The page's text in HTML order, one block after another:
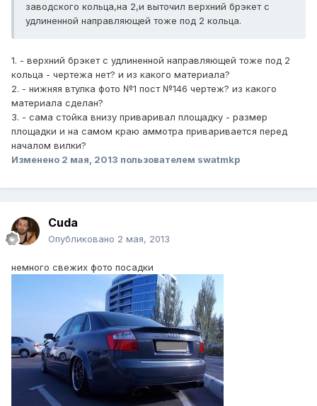
заводского кольца,на 2,и выточил верхний брэкет с
удлиненной направляющей тоже под 2 кольца.
1. - верхний брэкет с удлиненной направляющей тоже под 2
кольца - чертежа нет? и из какого материала?
2. - нижняя втулка фото №1 пост №146 чертеж? из какого
материала сделан?
3. - сама стойка внизу приваривал площадку - размер
площадки и на самом краю аммотра приваривается перед
началом вилки?
Изменено 2 мая, 2013 пользователем swatmkp
Cuda
Опубликовано 2 мая, 2013
немного свежих фото посадки